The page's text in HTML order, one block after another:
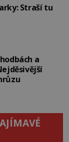
Straší tu
a